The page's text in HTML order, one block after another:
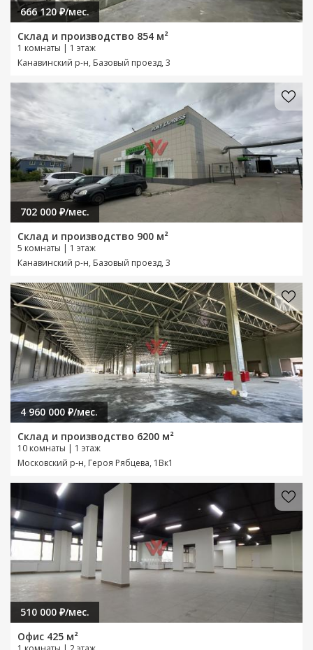
666 120 ₽/мес.
Склад и производство 854 м²
1 комнаты | 1 этаж
Канавинский р-н, Базовый проезд, 3
702 000 ₽/мес.
Склад и производство 900 м²
5 комнаты | 1 этаж
Канавинский р-н, Базовый проезд, 3
4 960 000 ₽/мес.
Склад и производство 6200 м²
10 комнаты | 1 этаж
Московский р-н, Героя Рябцева, 1Вк1
510 000 ₽/мес.
Офис 425 м²